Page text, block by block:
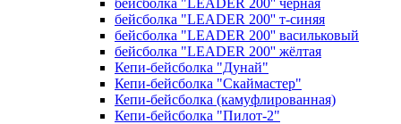
бейсболка "LEADER 200'' т-синяя
бейсболка "LEADER 200'' васильковый
бейсболка "LEADER 200'' жёлтая
Кепи-бейсболка "Дунай"
Кепи-бейсболка "Скаймастер"
Кепи-бейсболка (камуфлированная)
Кепи-бейсболка "Пилот-2"